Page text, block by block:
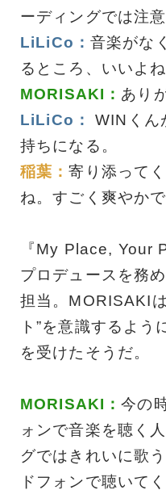
ーディングでは注意
LiLiCo： 音楽がな
るところ、いいよね
MORISAKI： あり
LiLiCo：
WINくん
持ちになる。
稲葉：寄り添って
ね。すごく爽やか
『My Place, Your
プロデュースを務
担当。MORISAKI
ト”を意識するよ
を受けたそうだ。
MORISAKI：今の
ォンで音楽を聴く
グではきれいに歌
ドフォンで聴いて